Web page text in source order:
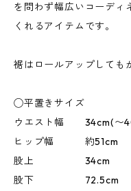
を問わず幅広いコーディ
くれるアイテムです。
裾はロールアップしても
◯平置きサイズ
ウエスト幅 34cm(〜
ヒップ幅 約51cm
股上 34cm
股下 72.5cm